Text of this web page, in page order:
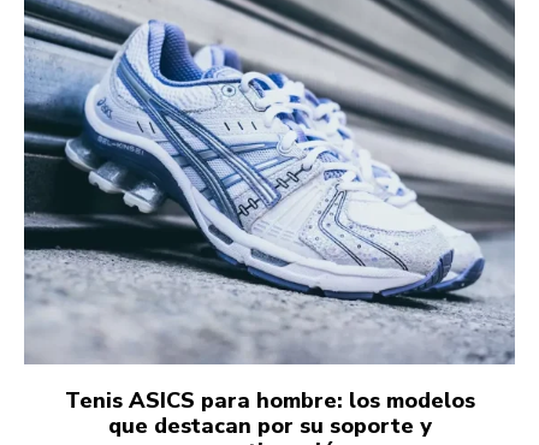
Tenis ASICS para hombre: los modelos
que destacan por su soporte y